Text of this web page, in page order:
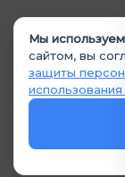
Мы используем
сайтом, вы
защиты
использования
© 2026